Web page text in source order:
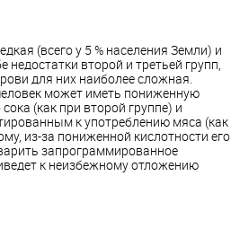
(всего у 5 % населения Земли) и
недостатки второй и третьей групп,
для них наиболее сложная.
может иметь пониженную
(как при второй группе) и
к употреблению мяса (как
из-за пониженной кислотности его
запрограммированное
к неизбежному отложению